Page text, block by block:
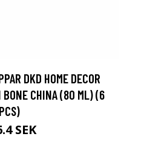
DKD HOME DECOR
BONE CHINA (80 ML) (6
PCS)
SEK